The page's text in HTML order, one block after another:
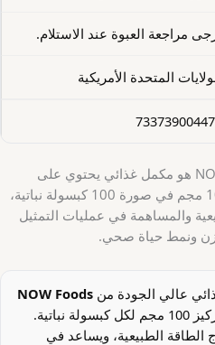
مراجعة العبوة عند الاستلام.
المتحدة الأمريكية
NOW B-2 100 mg من NOW Foods هو مكمل غذائي يحتوي على
فيتامين ب2 (ريبوفلافين) بتركيز 100 مجم في صورة 100 كبسولة نباتية،
والمساهمة في عمليات التمثيل
ونمط حياة صحي.
عالي الجودة من NOW Foods
يوفر فيتامين ب2 (ريبوفلافين) بتركيز 100 مجم لكل كبسولة نباتية.
الطاقة الطبيعية، ويساعد في